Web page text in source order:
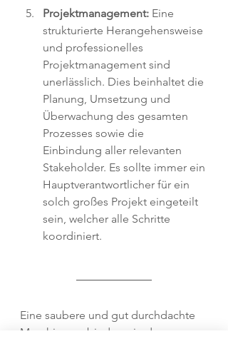
Projektmanagement: Eine
strukturierte Herangehensweise
und professionelles
Projektmanagement sind
unerlässlich. Dies beinhaltet die
Planung, Umsetzung und
Überwachung des gesamten
Prozesses sowie die
Einbindung aller relevanten
Stakeholder. Es sollte immer ein
Hauptverantwortlicher für ein
solch großes Projekt eingeteilt
sein, welcher alle Schritte
koordiniert.
Eine saubere und gut durchdachte
Maschinenanbindung in der